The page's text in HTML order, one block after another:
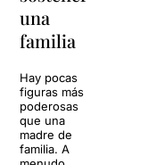
una
familia
Hay pocas
figuras más
poderosas
que una
madre de
familia. A